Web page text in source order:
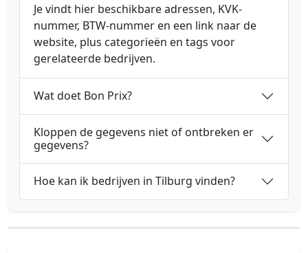
Je vindt hier beschikbare adressen, KVK-
nummer, BTW-nummer en een link naar de
website, plus categorieën en tags voor
gerelateerde bedrijven.
Wat doet Bon Prix?
Kloppen de gegevens niet of ontbreken er
gegevens?
Hoe kan ik bedrijven in Tilburg vinden?